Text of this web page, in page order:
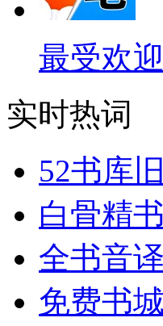
最受欢
实时热词
52书库
白骨精
全书音译
免费书城